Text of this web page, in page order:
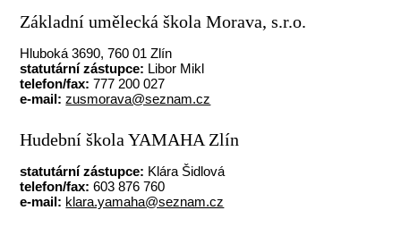
Základní umělecká škola Morava, s.r.o.
Hluboká 3690, 760 01 Zlín
statutární zástupce: Libor Mikl
telefon/fax: 777 200 027
e-mail: zusmorava@seznam.cz
Hudební škola YAMAHA Zlín
statutární zástupce: Klára Šidlová
telefon/fax: 603 876 760
e-mail: klara.yamaha@seznam.cz